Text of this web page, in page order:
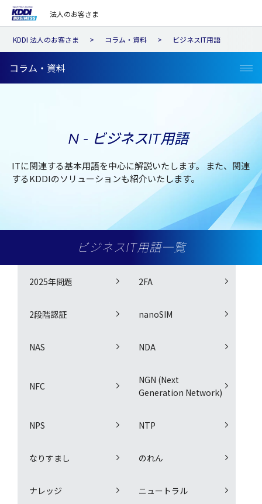
法人のお客さま
KDDI 法人のお客さま コラム・資料 ビジネスIT用語
コラム・資料
N - ビジネスIT用語
ITに関連する基本用語を中心に解説いたします。
また、関連
するKDDIのソリューションも紹介いたします。
ビジネスIT用語一覧
2025年問題 2FA
2段階認証 nanoSIM
NAS NDA
NFC
NGN (Next
Generation Network)
NPS NTP
なりすまし のれん
ナレッジ ニュートラル